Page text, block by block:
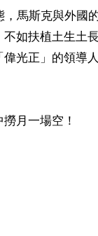
馬斯克與外國
如扶植土生土
光正」的領導
月一場空！